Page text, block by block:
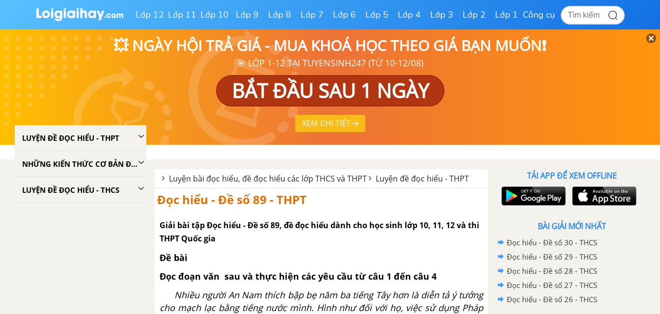
Lớp 12 Lớp 11 Lớp 10 Lớp 9 Lớp 8 Lớp 7 Lớp 6 Lớp 5 Lớp 4 Lớp 3 Lớp 2 Lớp 1 Công cụ
💥 NGÀY HỘI TRẢ GIÁ - MUA KHOÁ HỌC THEO GIÁ BẠN MUỐN❗
🎯 LỚP 1-12 TẠI TUYENSINH247 (TỪ 10-12/08)
BẮT ĐẦU SAU 1 NGÀY
XEM CHI TIẾT
LUYỆN ĐỀ ĐỌC HIỂU - THPT
NHỮNG KIẾN THỨC CƠ BẢN ĐỂ LÀM ĐẠT ĐIỂM CAO PHẦN ĐỌC HIỂU
LUYỆN ĐỀ ĐỌC HIỂU - THCS
Luyện bài đọc hiểu, đề đọc hiểu các lớp THCS và THPT Luyện đề đọc hiểu - THPT
Đọc hiểu - Đề số 89 - THPT
Giải bài tập Đọc hiểu - Đề số 89, đề đọc hiểu dành cho học sinh lớp 10, 11, 12 và thi
THPT Quốc gia
Đề bài
Đọc đoạn văn sau và thực hiện các yêu cầu từ câu 1 đến câu 4
Nhiều người An Nam thích bập bẹ năm ba tiếng Tây hơn là diễn tả ý tưởng
cho mạch lạc bằng tiếng nước mình. Hình như đối với họ, việc sử dụng Pháp
TẢI APP ĐỂ XEM OFFLINE
BÀI GIẢI MỚI NHẤT
Đọc hiểu - Đề số 30 - THCS
Đọc hiểu - Đề số 29 - THCS
Đọc hiểu - Đề số 28 - THCS
Đọc hiểu - Đề số 27 - THCS
Đọc hiểu - Đề số 26 - THCS